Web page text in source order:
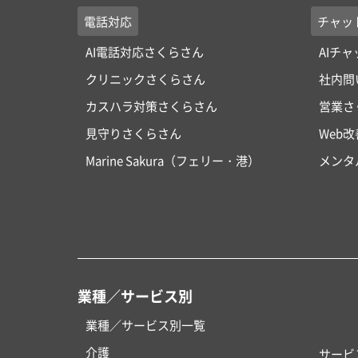
電話対応
AI電話対応さくらさん
クリニックさくらさん
カスハラ対策さくらさん
見守りさくらさん
Marine Sakura（フェリー・港）
チャッ
AIチャ
社内
営業
Web
メン
業種／サービス別
業種／サービス別一覧
介護
サービ